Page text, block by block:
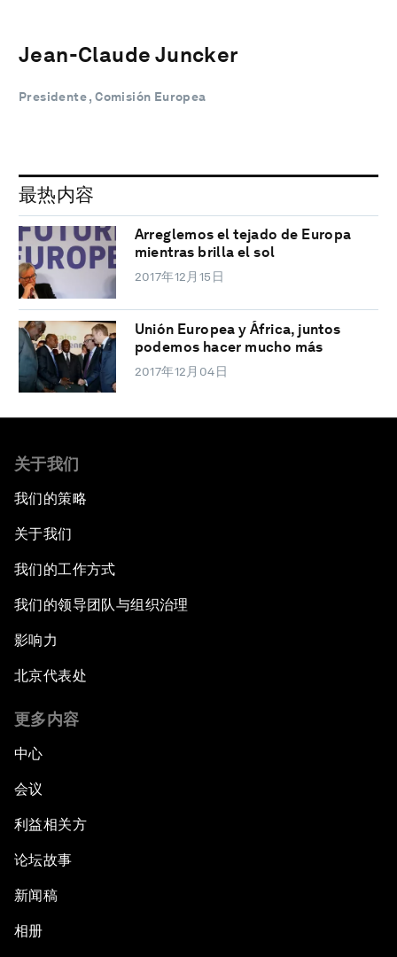
Jean-Claude Juncker
Presidente , Comisión Europea
最热内容
Arreglemos el tejado de Europa
mientras brilla el sol
2017年12月15日
Unión Europea y África, juntos
podemos hacer mucho más
2017年12月04日
关于我们
我们的策略
关于我们
我们的工作方式
我们的领导团队与组织治理
影响力
北京代表处
更多内容
中心
会议
利益相关方
论坛故事
新闻稿
相册